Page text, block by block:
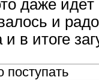
даже
и
в итоге
поступать